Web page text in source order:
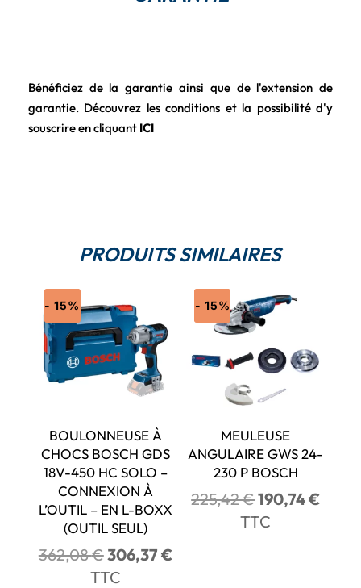
Bénéficiez de la garantie ainsi que de l'extension de
garantie. Découvrez les conditions et la possibilité d'y
souscrire en cliquant ICI
PRODUITS SIMILAIRES
- 15%
BOULONNEUSE À
CHOCS BOSCH GDS
18V-450 HC SOLO –
CONNEXION À
L’OUTIL – EN L-BOXX
(OUTIL SEUL)
362,08€ Le
prix
306,37 €Le
TTC
- 15%
MEULEUSE
ANGULAIRE GWS 24-
230 P BOSCH
225,42€Le
prix
190,74€Le
TTC